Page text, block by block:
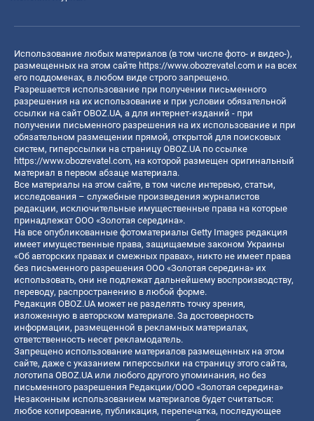
Использование любых материалов (в том числе фото- и видео-),
размещенных на этом сайте https://www.obozrevatel.com и на всех
его поддоменах, в любом виде строго запрещено.
Разрешается использование при получении письменного
разрешения на их использование и при условии обязательной
ссылки на сайт OBOZ.UA, а для интернет-изданий - при
получении письменного разрешения на их использование и при
обязательном размещении прямой, открытой для поисковых
систем, гиперссылки на страницу OBOZ.UA по ссылке
https://www.obozrevatel.com, на которой размещен оригинальный
материал в первом абзаце материала.
Все материалы на этом сайте, в том числе интервью, статьи,
исследования – служебные произведения журналистов
редакции, исключительные имущественные права на которые
принадлежат ООО «Золотая середина».
На все опубликованные фотоматериалы Getty Images редакция
имеет имущественные права, защищаемые законом Украины
«Об авторских правах и смежных правах», никто не имеет права
без письменного разрешения ООО «Золотая середина» их
использовать, они не подлежат дальнейшему воспроизводству,
переводу, распространению в любой форме.
Редакция OBOZ.UA может не разделять точку зрения,
изложенную в авторском материале. За достоверность
информации, размещенной в рекламных материалах,
ответственность несет рекламодатель.
Запрещено использование материалов размещенных на этом
сайте, даже с указанием гиперссылки на страницу этого сайта,
логотипа OBOZ.UA или любого другого упоминания, но без
письменного разрешения Редакции/ООО «Золотая середина»
Незаконным использованием материалов будет считаться:
любое копирование, публикация, перепечатка, последующее